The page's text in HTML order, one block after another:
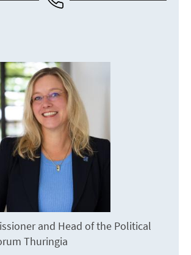
and Head of the Political
Thuringia